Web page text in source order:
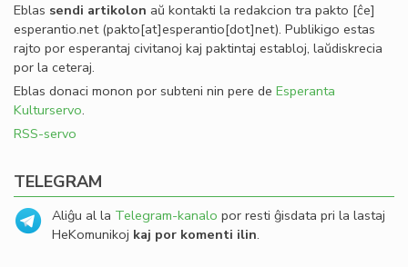
Eblas sendi artikolon aŭ kontakti la redakcion tra pakto [ĉe]
esperantio.net(pakto[at]esperantio[dot]net). Publikigo estas
rajto por esperantaj civitanoj kaj paktintaj establoj, laŭdiskrecia
por la ceteraj.
Eblas donaci monon por subteni nin pere de Esperanta
Kulturservo.
RSS-servo
TELEGRAM
Aliĝu al la Telegram-kanalo por resti ĝisdata pri la lastaj
HeKomunikoj kaj por komenti ilin.